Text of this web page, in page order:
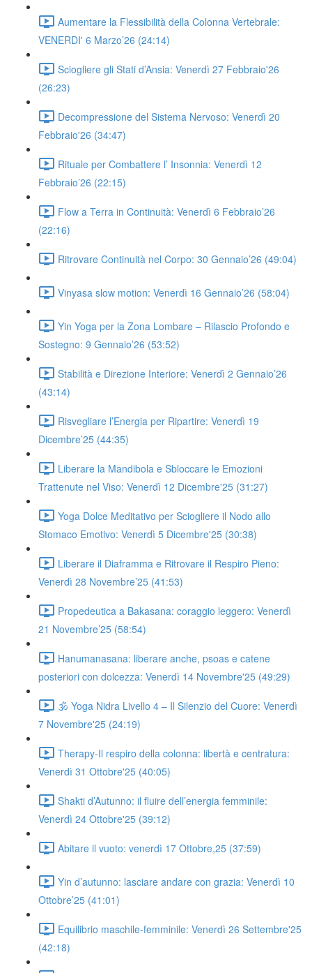
Aumentare la Flessibilità della Colonna Vertebrale:
VENERDI' 6 Marzo’26 (24:14)
Sciogliere gli Stati d’Ansia: Venerdì 27 Febbraio'26
(26:23)
Decompressione del Sistema Nervoso: Venerdì 20
Febbraio'26 (34:47)
Rituale per Combattere l’ Insonnia: Venerdì 12
Febbraio’26 (22:15)
Flow a Terra in Continuità: Venerdì 6 Febbraio’26
(22:16)
Ritrovare Continuità nel Corpo: 30 Gennaio’26 (49:04)
Vinyasa slow motion: Venerdì 16 Gennaio’26 (58:04)
Yin Yoga per la Zona Lombare – Rilascio Profondo e
Sostegno: 9 Gennaio’26 (53:52)
Stabilità e Direzione Interiore: Venerdì 2 Gennaio’26
(43:14)
Risvegliare l’Energia per Ripartire: Venerdì 19
Dicembre’25 (44:35)
Liberare la Mandibola e Sbloccare le Emozioni
Trattenute nel Viso: Venerdì 12 Dicembre'25 (31:27)
Yoga Dolce Meditativo per Sciogliere il Nodo allo
Stomaco Emotivo: Venerdì 5 Dicembre'25 (30:38)
Liberare il Diaframma e Ritrovare il Respiro Pieno:
Venerdì 28 Novembre’25 (41:53)
Propedeutica a Bakasana: coraggio leggero: Venerdì
21 Novembre’25 (58:54)
Hanumanasana: liberare anche, psoas e catene
posteriori con dolcezza: Venerdì 14 Novembre'25 (49:29)
🕉️ Yoga Nidra Livello 4 – Il Silenzio del Cuore: Venerdì
7 Novembre'25 (24:19)
Therapy-Il respiro della colonna: libertà e centratura:
Venerdì 31 Ottobre'25 (40:05)
Shakti d’Autunno: il fluire dell’energia femminile:
Venerdì 24 Ottobre'25 (39:12)
Abitare il vuoto: venerdì 17 Ottobre,25 (37:59)
Yin d’autunno: lasciare andare con grazia: Venerdì 10
Ottobre’25 (41:01)
Equilibrio maschile-femminile: Venerdì 26 Settembre'25
(42:18)